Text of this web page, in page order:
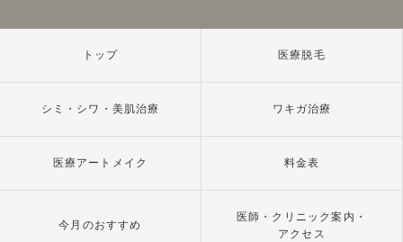
トップ 医療脱毛
シミ・シワ・美肌治療 ワキガ治療
医療アートメイク 料金表
今月のおすすめ
医師・クリニック案内・
アクセス